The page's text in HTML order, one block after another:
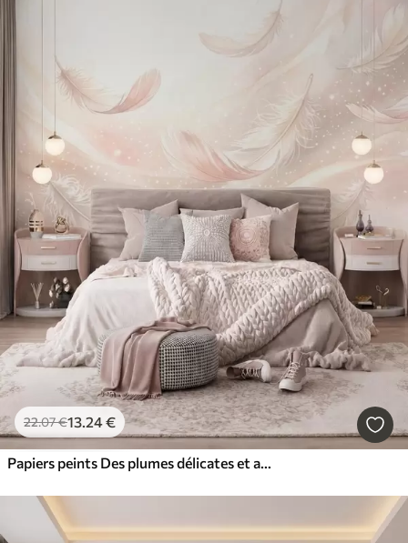
22.07€13.24€
Papiers peints Des plumes délicates et aériennes, nimbées d'une brume rose-pêche aux reflets chatoyants